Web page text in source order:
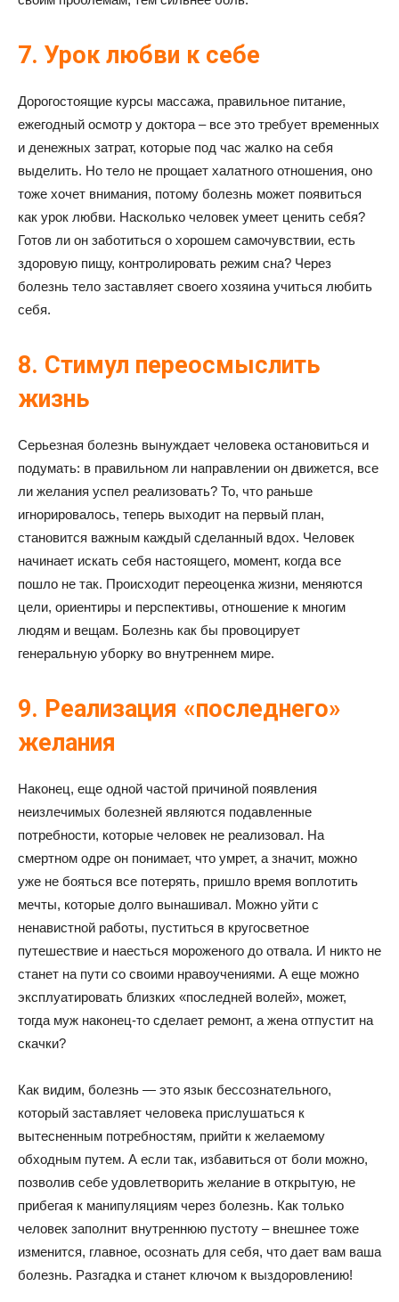
7. Урок любви к себе
Дорогостоящие курсы массажа, правильное питание,
ежегодный осмотр у доктора – все это требует временных
и денежных затрат, которые под час жалко на себя
выделить. Но тело не прощает халатного отношения, оно
тоже хочет внимания, потому болезнь может появиться
как урок любви. Насколько человек умеет ценить себя?
Готов ли он заботиться о хорошем самочувствии, есть
здоровую пищу, контролировать режим сна? Через
болезнь тело заставляет своего хозяина учиться любить
себя.
8. Стимул переосмыслить
жизнь
Серьезная болезнь вынуждает человека остановиться и
подумать: в правильном ли направлении он движется, все
ли желания успел реализовать? То, что раньше
игнорировалось, теперь выходит на первый план,
становится важным каждый сделанный вдох. Человек
начинает искать себя настоящего, момент, когда все
пошло не так. Происходит переоценка жизни, меняются
цели, ориентиры и перспективы, отношение к многим
людям и вещам. Болезнь как бы провоцирует
генеральную уборку во внутреннем мире.
9. Реализация «последнего»
желания
Наконец, еще одной частой причиной появления
неизлечимых болезней являются подавленные
потребности, которые человек не реализовал. На
смертном одре он понимает, что умрет, а значит, можно
уже не бояться все потерять, пришло время воплотить
мечты, которые долго вынашивал. Можно уйти с
ненавистной работы, пуститься в кругосветное
путешествие и наесться мороженого до отвала. И никто не
станет на пути со своими нравоучениями. А еще можно
эксплуатировать близких «последней волей», может,
тогда муж наконец-то сделает ремонт, а жена отпустит на
скачки?
Как видим, болезнь — это язык бессознательного,
который заставляет человека прислушаться к
вытесненным потребностям, прийти к желаемому
обходным путем. А если так, избавиться от боли можно,
позволив себе удовлетворить желание в открытую, не
прибегая к манипуляциям через болезнь. Как только
человек заполнит внутреннюю пустоту – внешнее тоже
изменится, главное, осознать для себя, что дает вам ваша
болезнь. Разгадка и станет ключом к выздоровлению!